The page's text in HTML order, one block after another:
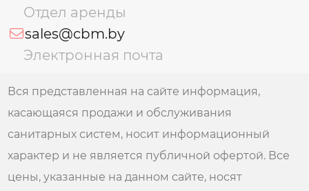
Отдел аренды
sales@cbm.by
Электронная почта
Вся представленная на сайте информация,
касающаяся продажи и обслуживания
санитарных систем, носит информационный
характер и не является публичной офертой. Все
цены, указанные на данном сайте, носят